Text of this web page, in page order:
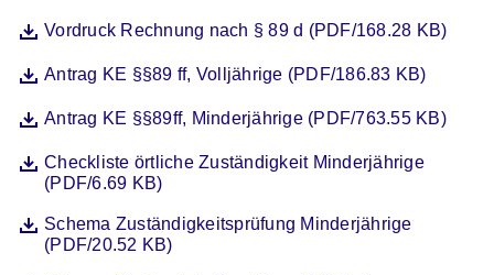
DateiVordruck Rechnung nach § 89 d (PDF/168.28 KB)
Öffnet sich in einem neuen Fenster
DateiAntrag KE §§89 ff, Volljährige (PDF/186.83 KB)
Öffnet sich in einem neuen Fenster
DateiAntrag KE §§89ff, Minderjährige (PDF/763.55 KB)
Öffnet sich in einem neuen Fenster
DateiCheckliste örtliche Zuständigkeit Minderjährige
(PDF/6.69 KB)
Öffnet sich in einem neuen Fenster
DateiSchema Zuständigkeitsprüfung Minderjährige
(PDF/20.52 KB)
Öffnet sich in einem neuen Fenster